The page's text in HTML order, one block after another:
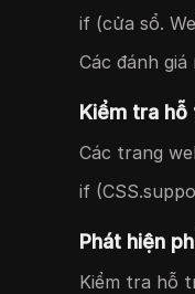
if (cửa sổ.
Các đánh
Kiểm tra hỗ
Các trang
if
Phát hiện
Kiểm tra hỗ